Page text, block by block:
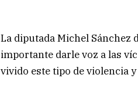
La diputada Michel Sánchez
importante darle voz a las
vivido este tipo de violencia